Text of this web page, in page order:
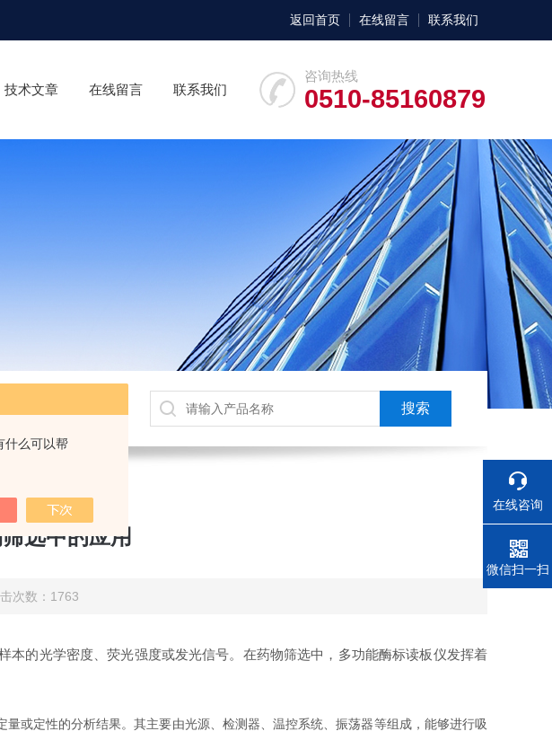
什么可以帮
返回首页 在线留言 联系我们
咨询热线
0510-85160879
技术文章 在线留言 联系我们
物疫病分析仪
选中的应用
次数：1763
的光学密度、荧光强度或发光信号。在药物筛选中，多功能酶标读板仪发挥着
或定性的分析结果。其主要由光源、检测器、温控系统、振荡器等组成，能够进行吸
在线咨询
电话
微信扫一扫